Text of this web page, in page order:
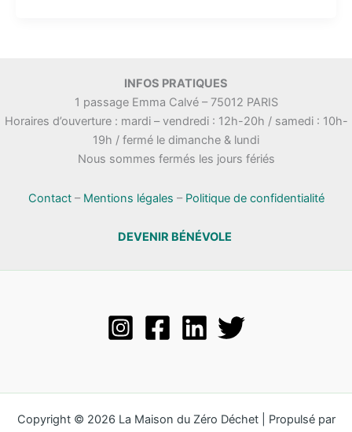
INFOS PRATIQUES
1 passage Emma Calvé – 75012 PARIS
Horaires d’ouverture : mardi – vendredi : 12h-20h / samedi : 10h-
19h / fermé le dimanche & lundi
Nous sommes fermés les jours fériés
Contact– Mentions légales – Politique de confidentialité
DEVENIR BÉNÉVOLE
Copyright © 2026 La Maison du Zéro Déchet | Propulsé par